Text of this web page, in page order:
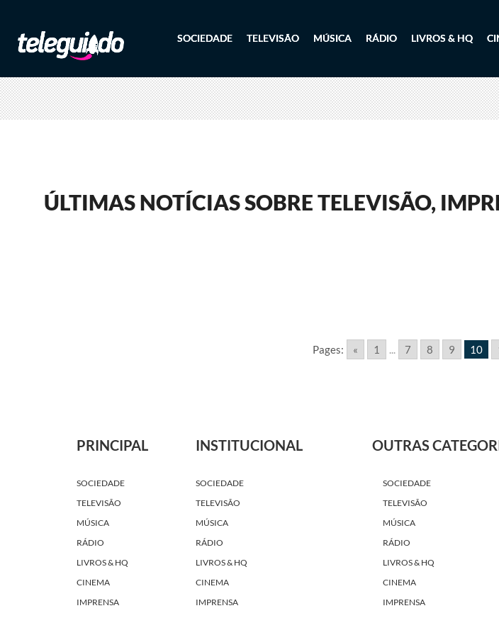
SOCIEDADE TELEVISÃO MÚSICA RÁDIO LIVROS & HQ
ÚLTIMAS NOTÍCIAS SOBRE TELEVISÃO,
Pages: « 1 ... 7 8 9 10
PRINCIPAL
SOCIEDADE
TELEVISÃO
MÚSICA
RÁDIO
LIVROS & HQ
CINEMA
IMPRENSA
INSTITUCIONAL
SOCIEDADE
TELEVISÃO
MÚSICA
RÁDIO
LIVROS & HQ
CINEMA
IMPRENSA
OUTRAS
SOCIEDADE
TELEVISÃO
MÚSICA
RÁDIO
LIVROS & HQ
CINEMA
IMPRENSA